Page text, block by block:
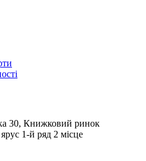
30, Книжковий ринок
1-й ряд 2 місце